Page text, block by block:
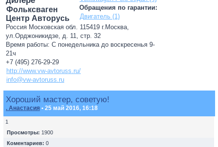
Обращения по гарантии:
Двигатель (1)
Фольксваген
Центр Авторусь
Россия Московская обл. 115419 г.Москва,
ул.Орджоникидзе, д. 11, стр. 32
Время работы: С понедельника до воскресенья 9-
21ч
+7 (495) 276-29-29
http://www.vw-avtoruss.ru/
info@vw-avtoruss.ru
Хороший мастер, советую!
. Анастасия • 25 май 2016, 16:18
1
Просмотры: 1900
Коментариев: 0